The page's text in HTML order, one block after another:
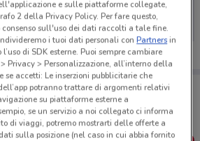
tua zona. Riprova più tardi.
sempre con te!
le migliori offerte dei negozi vicino a te,
la tua lista del risparmio, comodamente
e sulle piattaforme collegate,
2 della Privacy Policy. Per fare questo,
sull'uso dei dati raccolti a tale fine.
i tuoi dati personali conPartnersin
di SDK esterne. Puoi sempre cambiare
Privacy > Personalizzazione, all’interno della
se accetti: Le inserzioni pubblicitarie che
potranno trattare di argomenti relativi
su piattaforme esterne a
se un servizio a noi collegato ci informa
di viaggi, potremo mostrarti delle offerte a
sulla posizione (nel caso in cui abbia fornito